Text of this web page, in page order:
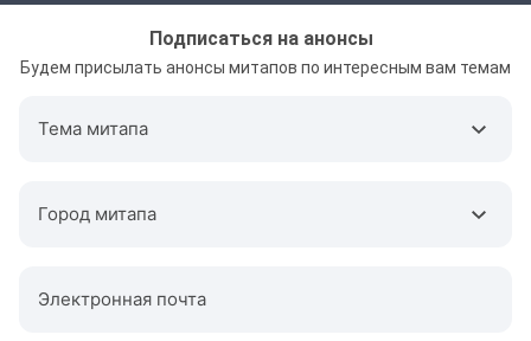
Подписаться на анонсы
Будем присылать анонсы митапов по интересным вам темам
Тема митапа
Город митапа
Электронная почта